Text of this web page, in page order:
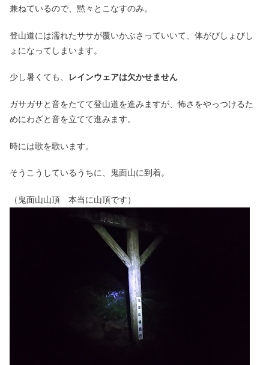
兼ねているので、黙々とこなすのみ。
登山道には濡れたササが覆いかぶさっていいて、体がびしょびし
ょになってしまいます。
少し暑くても、 レインウェアは欠かせません
ガサガサと音をたてて登山道を進みますが、怖さをやっつけるた
めにわざと音を立てて進みます。
時には歌を歌います。
そうこうしているうちに、鬼面山に到着。
（鬼面山山頂 本当に山頂です）